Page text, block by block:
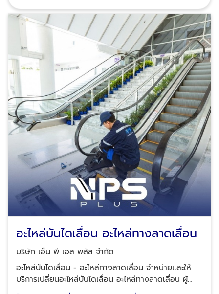
ปรับปรุงสภาพลิฟต์ขนของ งานปรับปรุงลิฟต์เตียง
พยาบาลลิฟต์เคลื่อนย้ายผู้ป่วยในโรงพยาบาล การบำรุง
รักษาเชิงป้องกัน (Preventive Maintenance) นอกจาก
การตรวจสอบตามรอบแล้ว เรายังให้บริการบำรุงรักษาเชิง
ป้องกันเพื่อให้ระบบทำงานได้อย่างต่อเนื่อง ไม่สะดุด เช่น:
การหล่อลื่นชิ้นส่วนที่จำเป็น การตั้งค่าแรงตึงของโซ่และ
ทำให้เครื่องหยุด การตรวจวัดกระแสไฟฟ้าและความร้อน
ของมอเตอร์ การจัดทำรายงานสุขภาพระบบเพื่อวางแผน
การซ่อมล่วงหน้า วิธีนี้ช่วยลดค่าใช้จ่ายจากการซ่อมฉุกเฉิน
และยืดอายุการใช้งานของระบบได้อย่างมีประสิทธิภาพ ซ่อม
บำรุงรักษา เปลี่ยนอุปกรณ์อะไหล่บันไดเลื่อน อะไหล่ทาง
ลาดเลื่อน ให้บริการปรึกษาตรวจสอบระบบลิฟต์ บันได
เลื่อน ทางเลื่อน ทางลาดเลื่อนโดยทีมงานมืออาชีพ
Tel.: 02-964-8125, 088-628-9290, 083-837-
8454, 095-952-7523 Line ID: @npsplus ให้
บริการซ่อมบำรุงรักษาพร้อมจัดหาอะไหล่บันไดเลื่อน บริษัท
เอ็น.พี.เอส.พลัส จำกัด ผู้ให้บริการครบวงจรด้านงานติด
ตั้งและเปลี่ยนอะไหล่ลิฟต์ - บันไดเลื่อน สามารถดูข้อมูล
บริษัทเพิ่มเติมได้ที่นี้ คลิกดู Company profile บริษัท
เอ็น.พี.เอส.พลัส จำกัด
อะไหล่บันไดเลื่อน อะไหล่ทางลาดเลื่อน
บริษัท เอ็น พี เอส พลัส จำกัด
อะไหล่บันไดเลื่อน - อะไหล่ทางลาดเลื่อน จำหน่ายและให้
บริการเปลี่ยนอะไหล่บันไดเลื่อน อะไหล่ทางลาดเลื่อน ผู้
เชี่ยวชาญด้านการจัดหาและเปลี่ยนอะไหล่บันไดเลื่อนและ